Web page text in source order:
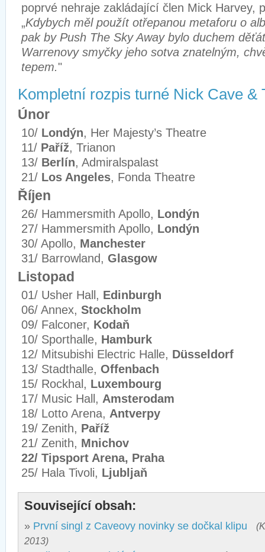
poprvé nehraje zakládající člen Mick Harvey,
„Kdybych měl použít otřepanou metaforu o
pak by Push The Sky Away bylo duchem
Warrenovy smyčky jeho sotva znatelným,
tepem."
Kompletní rozpis turné Nick Cave &
Únor
10/ Londýn, Her Majesty’s Theatre
11/ Paříž, Trianon
13/ Berlín, Admiralspalast
21/ Los Angeles, Fonda Theatre
Říjen
26/ Hammersmith Apollo, Londýn
27/ Hammersmith Apollo, Londýn
30/ Apollo, Manchester
31/ Barrowland, Glasgow
Listopad
01/ Usher Hall, Edinburgh
06/ Annex, Stockholm
09/ Falconer, Kodaň
10/ Sporthalle, Hamburk
12/ Mitsubishi Electric Halle, Düsseldorf
13/ Stadthalle, Offenbach
15/ Rockhal, Luxembourg
17/ Music Hall, Amsterodam
18/ Lotto Arena, Antverpy
19/ Zenith, Paříž
21/ Zenith, Mnichov
22/ Tipsport Arena, Praha
25/ Hala Tivoli, Ljubljaň
Související obsah:
» První singl z Caveovy novinky se dočkal klipu
2013)